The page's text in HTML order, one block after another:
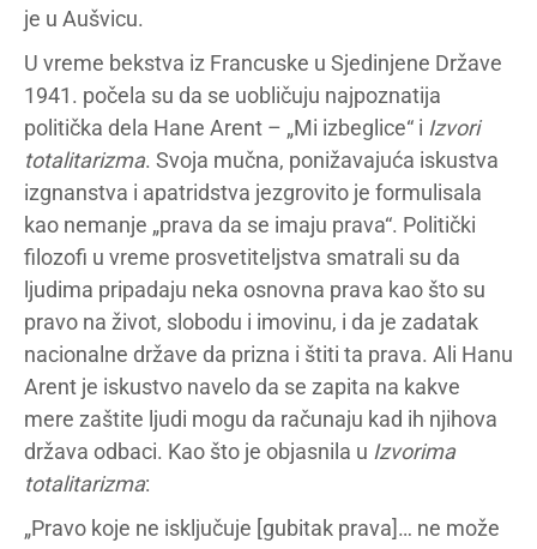
je u Aušvicu.
U vreme bekstva iz Francuske u Sjedinjene Države
1941. počela su da se uobličuju najpoznatija
politička dela Hane Arent – „Mi izbeglice“ i Izvori
totalitarizma. Svoja mučna, ponižavajuća iskustva
izgnanstva i apatridstva jezgrovito je formulisala
kao nemanje „prava da se imaju prava“. Politički
filozofi u vreme prosvetiteljstva smatrali su da
ljudima pripadaju neka osnovna prava kao što su
pravo na život, slobodu i imovinu, i da je zadatak
nacionalne države da prizna i štiti ta prava. Ali Hanu
Arent je iskustvo navelo da se zapita na kakve
mere zaštite ljudi mogu da računaju kad ih njihova
država odbaci. Kao što je objasnila u Izvorima
totalitarizma:
„Pravo koje ne isključuje [gubitak prava]… ne može